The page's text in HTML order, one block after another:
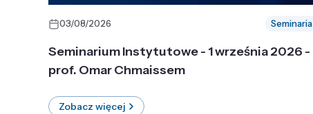
03/08/2026 Seminaria
Seminarium Instytutowe - 1 września 2026 -
prof. Omar Chmaissem
Zobacz więcej